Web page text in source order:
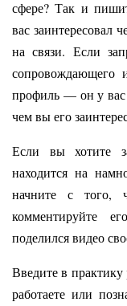
сфере? Так и
вас заинтересовал
на связи. Если
сопровождающего
профиль — он у вас
чем вы его
Если вы хотите
находится на
начните с того,
комментируйте
поделился видео
Введите в практику
работаете или